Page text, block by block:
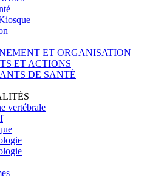
ET ORGANISATION
ET ACTIONS
DE SANTÉ
vertébrale